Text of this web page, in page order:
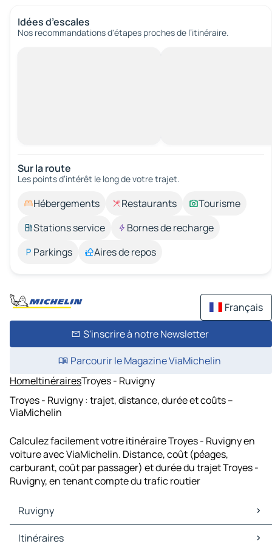
Idées d’escales
Nos recommandations d'étapes proches de l’itinéraire.
Sur la route
Les points d’intérêt le long de votre trajet.
Hébergements Restaurants
Tourisme
Stations service
Bornes de recharge
Parkings
Aires de repos
Français
S'inscrire à notre Newsletter
Parcourir le Magazine ViaMichelin
HomeItinérairesTroyes - Ruvigny
Troyes - Ruvigny : trajet, distance, durée et coûts –
ViaMichelin
Calculez facilement votre itinéraire Troyes - Ruvigny en
voiture avec ViaMichelin. Distance, coût (péages,
carburant, coût par passager) et durée du trajet Troyes -
Ruvigny, en tenant compte du trafic routier
Ruvigny
Ruvigny Cartes et plans
Itinéraires